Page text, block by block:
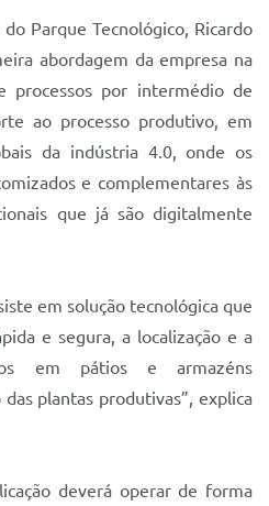
Parque Tecnológico, Ricardo
abordagem da empresa na
processos por intermédio de
ao processo produtivo, em
da indústria 4.0, onde os
e complementares às
que já são digitalmente
em solução tecnológica que
e segura, a localização e a
em pátios e armazéns
plantas produtivas”, explica
deverá operar de forma